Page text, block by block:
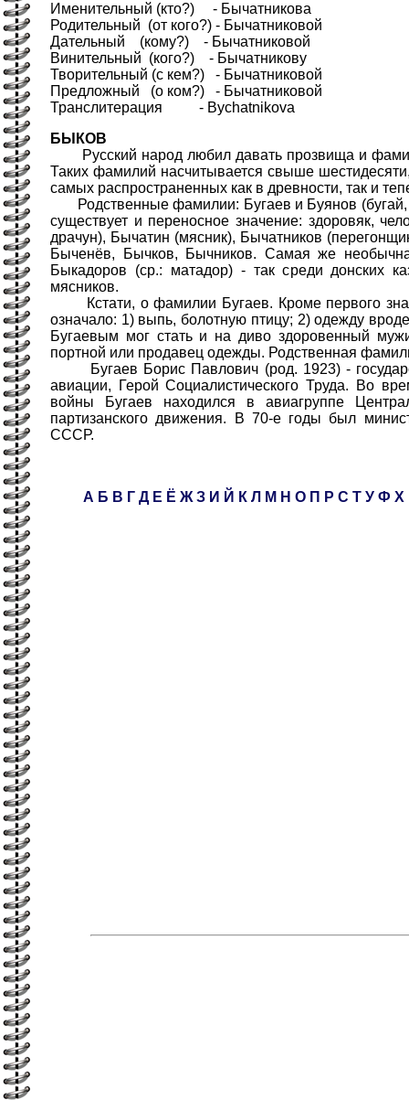
Именительный (кто?) - Бычатникова
Родительный (от кого?) - Бычатниковой
Дательный (кому?) - Бычатниковой
Винительный (кого?) - Бычатникову
Творительный (с кем?) - Бычатниковой
Предложный (о ком?) - Бычатниковой
Транслитерация - Bychatnikova
БЫКОВ
Русский народ любил давать прозвища и
Таких фамилий насчитывается свыше
самых распространенных как в древности, так и
Родственные фамилии: Бугаев и Буянов (бугай,
существует и переносное значение: здоровяк,
драчун), Бычатин (мясник), Бычатников
Быченёв, Бычков, Бычников. Самая же
Быкадоров (ср.: матадор) - так среди донских
мясников.
Кстати, о фамилии Бугаев. Кроме первого
означало: 1) выпь, болотную птицу; 2) одежду
Бугаевым мог стать и на диво здоровенный
портной или продавец одежды. Родственная
Бугаев Борис Павлович (род. 1923) -
авиации, Герой Социалистического Труда. Во
войны Бугаев находился в авиагруппе
партизанского движения. В 70-е годы был
СССР.
А Б В Г Д Е Ё Ж З И Й К Л М Н О П Р С Т У Ф Х